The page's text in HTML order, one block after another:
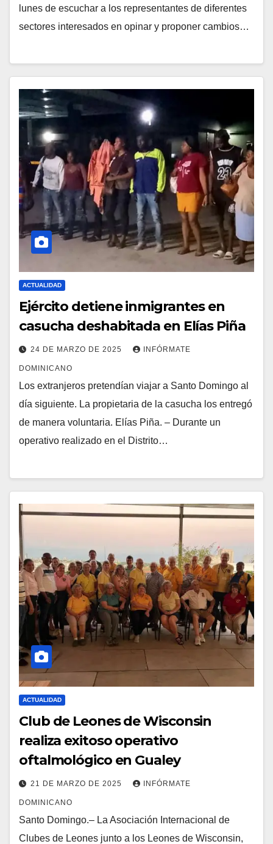
lunes de escuchar a los representantes de diferentes
sectores interesados en opinar y proponer cambios…
ACTUALIDAD
Ejército detiene inmigrantes en
casucha deshabitada en Elías Piña
24 DE MARZO DE 2025 INFÓRMATE
DOMINICANO
Los extranjeros pretendían viajar a Santo Domingo al
día siguiente. La propietaria de la casucha los entregó
de manera voluntaria. Elías Piña. – Durante un
operativo realizado en el Distrito…
ACTUALIDAD
Club de Leones de Wisconsin
realiza exitoso operativo
oftalmológico en Gualey
21 DE MARZO DE 2025 INFÓRMATE
DOMINICANO
Santo Domingo.– La Asociación Internacional de
Clubes de Leones junto a los Leones de Wisconsin,